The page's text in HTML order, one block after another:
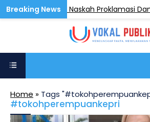
Anak Pengetik Naskah Proklamasi Dan
Home » Tags
#tokohperempuankepri